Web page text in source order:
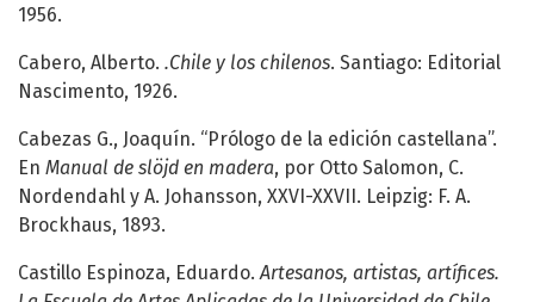
1956.
Cabero, Alberto. .Chile y los chilenos. Santiago: Editorial
Nascimento, 1926.
Cabezas G., Joaquín. “Prólogo de la edición castellana”.
En Manual de slöjd en madera, por Otto Salomon, C.
Nordendahl y A. Johansson, XXVI-XXVII. Leipzig: F. A.
Brockhaus, 1893.
Castillo Espinoza, Eduardo.Artesanos, artistas, artífices.